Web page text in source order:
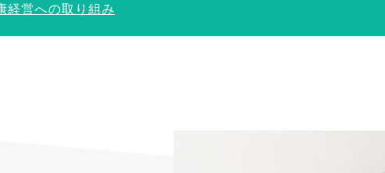
経営への取り組み